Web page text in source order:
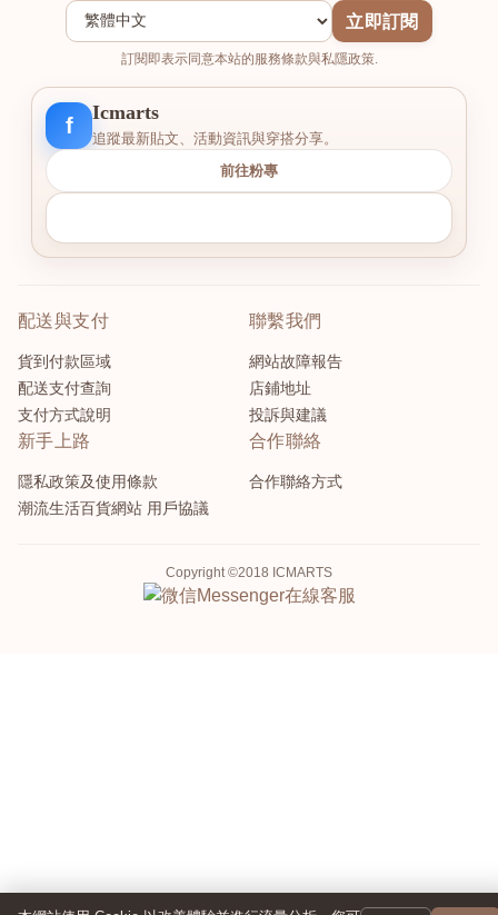
立即訂閱
訂閱即表示同意本站的服務條款與私隱政策.
f
Icmarts
追蹤最新貼文、活動資訊與穿搭分享。
前往粉專
配送與支付
貨到付款區域
配送支付查詢
支付方式說明
聯繫我們
網站故障報告
店鋪地址
投訴與建議
新手上路
隱私政策及使用條款
潮流生活百貨網站 用戶協議
合作聯絡
合作聯絡方式
Copyright ©2018 ICMARTS
Messenger在線客服